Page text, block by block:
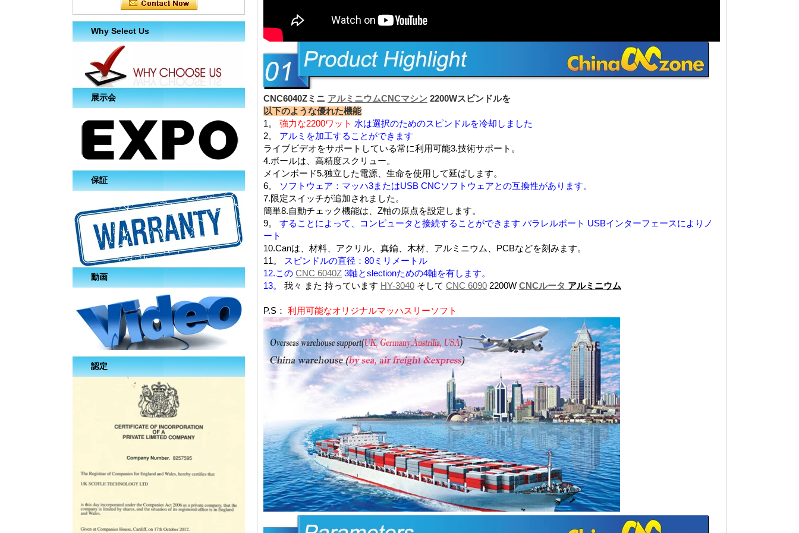
Why Select Us
展示会
保証
動画
認定
CNC6040Zミニ アルミニウムCNCマシン 2200Wスピンドルを
以下のような優れた機能
1。 強力な2200ワット 水は選択のためのスピンドルを冷却しました
2。 アルミを加工することができます
ライブビデオをサポートしている常に利用可能3.技術サポート。
4.ボールは、高精度スクリュー。
メインボード5.独立した電源、生命を使用して延ばします。
6。
ソフトウェア：マッハ3またはUSB CNCソフトウェアとの互換性があります。
7.限定スイッチが追加されました。
簡単8.自動チェック機能は、Z軸の原点を設定します。
9。 することによって、コンピュータと接続することができます パラレルポート USBインターフェースによりノ
ート
10.Canは、材料、アクリル、真鍮、木材、アルミニウム、PCBなどを刻みます。
11。 スピンドルの直径：80ミリメートル
12.この CNC 6040Z 3軸とslectionための4軸を有します。
13。 我々 また 持っています HY-3040 そして CNC 6090 2200W CNCルータ アルミニウム
P.S： 利用可能なオリジナルマッハスリーソフト